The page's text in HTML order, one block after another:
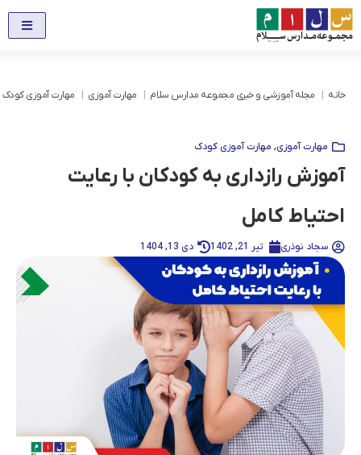
خانه مجله آموزشی و خبری مجموعه مدارس سلام مهارت آموزی مهارت آموزی کودک
مهارت آموزی, مهارت آموزی کودک
آموزش رازداری به کودکان با رعایت
احتیاط کامل
سجاد نوذری تیر 21, 1402 دی 13, 1404